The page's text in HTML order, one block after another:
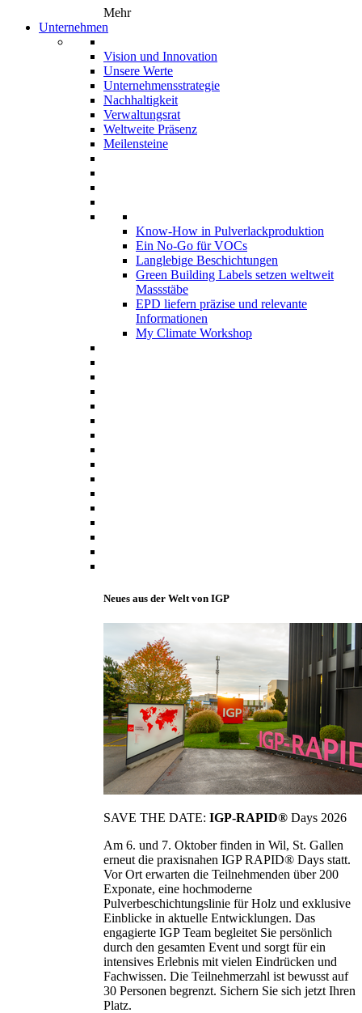
Mehr
Unternehmen
Vision und Innovation
Unsere Werte
Unternehmensstrategie
Nachhaltigkeit
Verwaltungsrat
Weltweite Präsenz
Meilensteine
Know-How in Pulverlackproduktion
Ein No-Go für VOCs
Langlebige Beschichtungen
Green Building Labels setzen weltweit
Massstäbe
EPD liefern präzise und relevante
Informationen
My Climate Workshop
Neues aus der Welt von IGP
SAVE THE DATE: IGP-RAPID® Days 2026
Am 6. und 7. Oktober finden in Wil, St. Gallen
erneut die praxisnahen IGP RAPID® Days statt.
Vor Ort erwarten die Teilnehmenden über 200
Exponate, eine hochmoderne
Pulverbeschichtungslinie für Holz und exklusive
Einblicke in aktuelle Entwicklungen. Das
engagierte IGP Team begleitet Sie persönlich
durch den gesamten Event und sorgt für ein
intensives Erlebnis mit vielen Eindrücken und
Fachwissen. Die Teilnehmerzahl ist bewusst auf
30 Personen begrenzt. Sichern Sie sich jetzt Ihren
Platz.